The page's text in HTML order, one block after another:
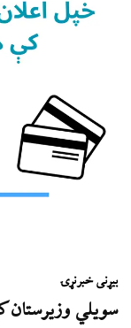
بیړنی خبرنړۍ
سويلي